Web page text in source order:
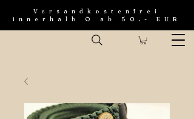
Versandkostenfrei
innerhalb Ö ab 50.- EUR